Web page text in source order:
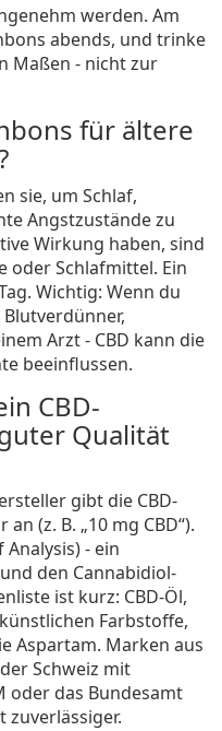
werden. Am
abends, und trinke
Maßen - nicht zur
für ältere
sie, um Schlaf,
Angstzustände zu
Wirkung haben, sind
oder Schlafmittel. Ein
Wichtig: Wenn du
Arzt - CBD kann die
beeinflussen.
CBD-
Qualität
gibt die CBD-
(z. B. „10 mg CBD“).
Analysis) - ein
den Cannabidiol-
ist kurz: CBD-Öl,
Farbstoffe,
Aspartam. Marken aus
Schweiz mit
oder das Bundesamt